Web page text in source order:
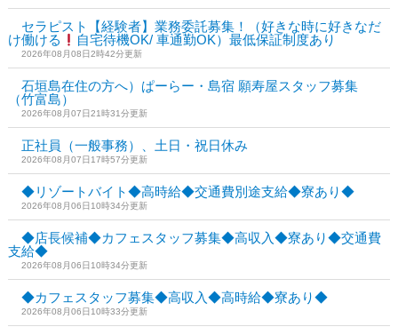
セラピスト【経験者】業務委託募集！（好きな時に好きなだ
け働ける
自宅待機OK/ 車通勤OK）最低保証制度あり
2026年08月08日2時42分更新
石垣島在住の方へ）ぱーらー・島宿 願寿屋スタッフ募集
（竹富島）
2026年08月07日21時31分更新
正社員（一般事務）、土日・祝日休み
2026年08月07日17時57分更新
◆リゾートバイト◆高時給◆交通費別途支給◆寮あり◆
2026年08月06日10時34分更新
◆店長候補◆カフェスタッフ募集◆高収入◆寮あり◆交通費
支給◆
2026年08月06日10時34分更新
◆カフェスタッフ募集◆高収入◆高時給◆寮あり◆
2026年08月06日10時33分更新